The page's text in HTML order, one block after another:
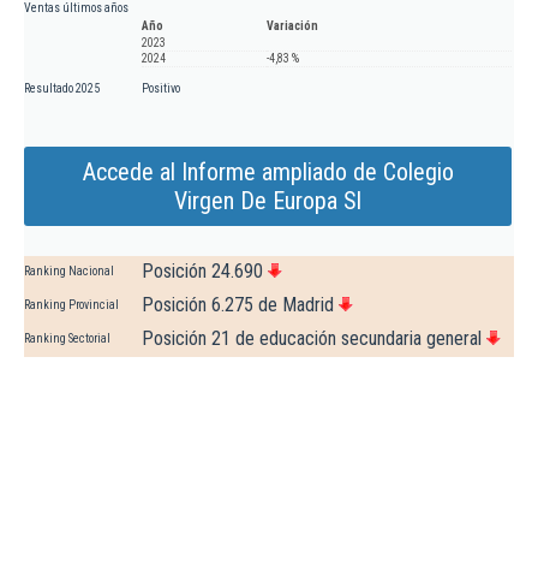
Ventas últimos años
Año
Variación
2023
2024
-4,83 %
Resultado 2025 Positivo
Accede al Informe ampliado de Colegio
Virgen De Europa Sl
Ranking Nacional Posición 24.690
Ranking Provincial Posición 6.275 de Madrid
Ranking Sectorial Posición 21 de educación secundaria general